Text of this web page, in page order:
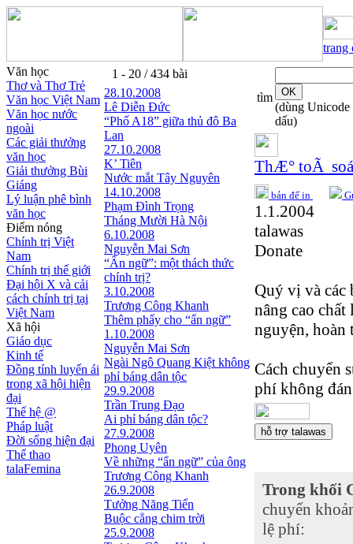
trang
Văn học
Thơ và Thơ Trẻ
Văn học Việt Nam
Văn học nước
ngoài
Các giải thưởng
văn học
Giải thưởng Bùi
Giáng
Lý luận phê bình
văn học
Điểm nóng
Chính trị Việt
Nam
Chính trị thế giới
Đại hội X và cải
cách chính trị tại
Việt Nam
Xã hội
Giáo dục
Kinh tế
Đồng tính luyến ái
trong xã hội hiện
đại
Thế hệ @
Pháp luật
Đời sống hiện đại
Thể thao
talaFemina
1 - 20 / 434 bài
28.10.2008
Lê Diễn Đức
“Phố A18” giữa thủ đô Ba
Lan
27.10.2008
K’ Tiên
Nước mắt Tây Nguyên
14.10.2008
Phạm Đình Trọng
Tháng Mười Hà Nội
6.10.2008
Nguyễn Mai Sơn
“Ẩn ngữ”: một thách thức
chính trị?
3.10.2008
Trương Công Khanh
Thêm phẩy cho “ẩn ngữ”
1.10.2008
Nguyễn Mai Sơn
Ngài Ngô Quang Kiệt không
phỉ báng dân tộc
29.9.2008
Trần Trung Đạo
Ai phỉ báng dân tộc?
27.9.2008
Phong Uyên
Về những “ẩn ngữ” của ông
Trương Công Khanh
26.9.2008
Tưởng Năng Tiến
Buộc cẳng chim trời
25.9.2008
tìm
(dùng Unicode
dấu)
ThÆ° toÃ
bản để in
1.1.2004
talawas
Donate
Quý vị và các
nâng cao
nguyện, hoàn
Cách chuyển
phí không
Trong khối
chuyển
lệ phí: